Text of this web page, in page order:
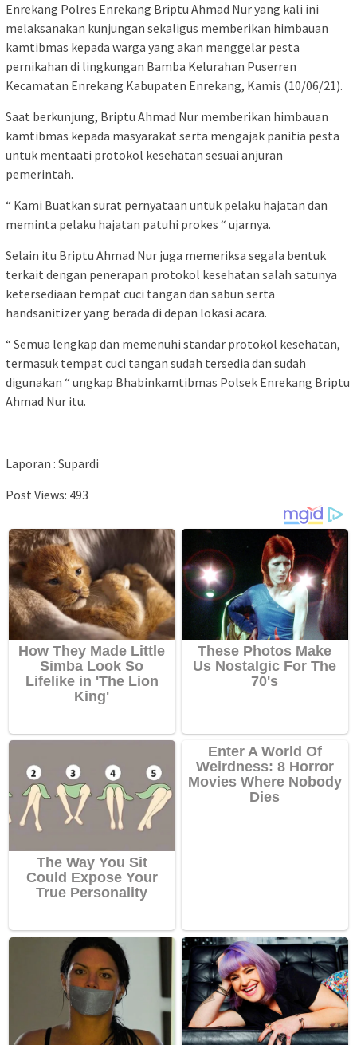
Enrekang Polres Enrekang Briptu Ahmad Nur yang kali ini
melaksanakan kunjungan sekaligus memberikan himbauan
kamtibmas kepada warga yang akan menggelar pesta
pernikahan di lingkungan Bamba Kelurahan Puserren
Kecamatan Enrekang Kabupaten Enrekang, Kamis (10/06/21).
Saat berkunjung, Briptu Ahmad Nur memberikan himbauan
kamtibmas kepada masyarakat serta mengajak panitia pesta
untuk mentaati protokol kesehatan sesuai anjuran
pemerintah.
“ Kami Buatkan surat pernyataan untuk pelaku hajatan dan
meminta pelaku hajatan patuhi prokes “ ujarnya.
Selain itu Briptu Ahmad Nur juga memeriksa segala bentuk
terkait dengan penerapan protokol kesehatan salah satunya
ketersediaan tempat cuci tangan dan sabun serta
handsanitizer yang berada di depan lokasi acara.
“ Semua lengkap dan memenuhi standar protokol kesehatan,
termasuk tempat cuci tangan sudah tersedia dan sudah
digunakan “ ungkap Bhabinkamtibmas Polsek Enrekang Briptu
Ahmad Nur itu.
Laporan : Supardi
Post Views: 493